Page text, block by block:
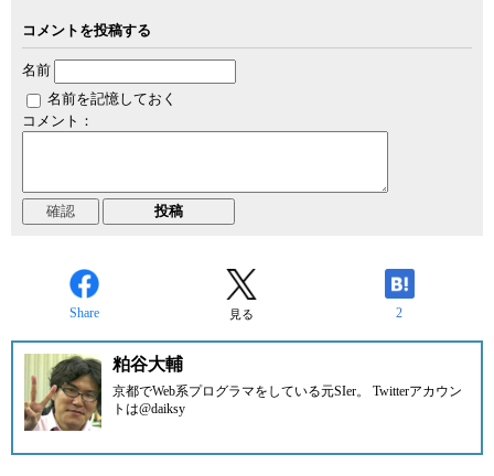
コメントを投稿する
名前
名前を記憶しておく
コメント：
Share 見る 2
粕谷大輔
京都でWeb系プログラマをしている元SIer。 Twitterアカウン
トは@daiksy